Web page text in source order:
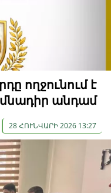
ողջունում է
անդամ
28 ՀՈՒՆՎԱՐԻ 2026 13:27